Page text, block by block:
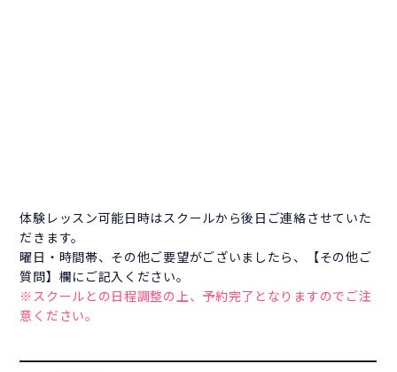
体験レッスン可能日時はスクールから後日ご連絡させていた
だきます。
曜日・時間帯、その他ご要望がございましたら、【その他ご
質問】欄にご記入ください。
※スクールとの日程調整の上、予約完了となりますのでご注
意ください。